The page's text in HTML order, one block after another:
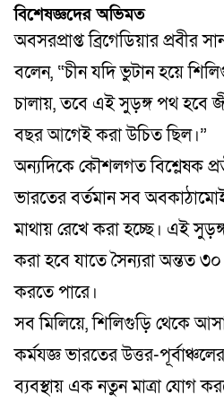
বিশেষজ্ঞদের অভিমত
অবসরপ্রাপ্ত ব্রিগেডিয়ার প্রবীর
বলেন, “চীন যদি ভুটান হয়ে
চালায়, তবে এই সুড়ঙ্গ পথ হবে
বছর আগেই করা উচিত ছিল।”
অন্যদিকে কৌশলগত বিশ্লেষক
ভারতের বর্তমান সব
মাথায় রেখে করা হচ্ছে। এই
করা হবে যাতে সৈন্যরা অন্তত
করতে পারে।
সব মিলিয়ে, শিলিগুড়ি থেকে
কর্মযজ্ঞ ভারতের উত্তর-
ব্যবস্থায় এক নতুন মাত্রা যোগ